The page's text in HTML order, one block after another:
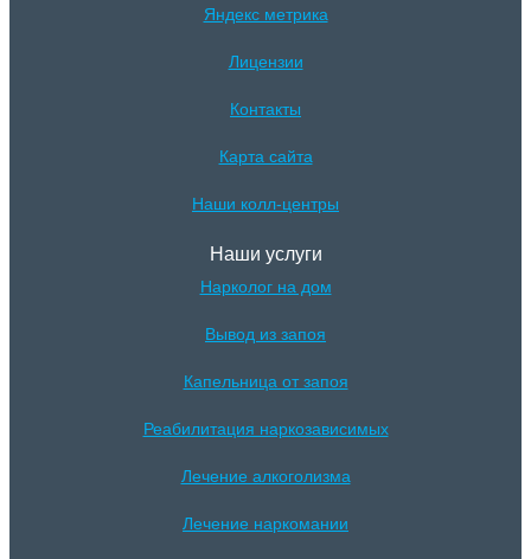
Яндекс метрика
Лицензии
Контакты
Карта сайта
Наши колл-центры
Наши услуги
Нарколог на дом
Вывод из запоя
Капельница от запоя
Реабилитация наркозависимых
Лечение алкоголизма
Лечение наркомании